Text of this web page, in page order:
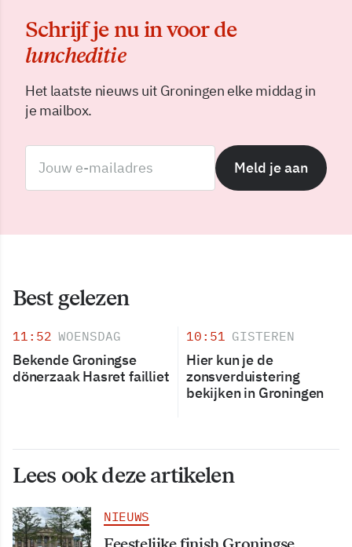
Schrijf je nu in voor de
luncheditie
Het laatste nieuws uit Groningen elke middag in
je mailbox.
Meld je aan
Best gelezen
11:52 WOENSDAG
Bekende Groningse
dönerzaak Hasret failliet
10:51 GISTEREN
Hier kun je de
zonsverduistering
bekijken in Groningen
Lees ook deze artikelen
NIEUWS